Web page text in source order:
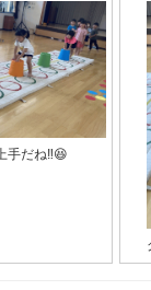
手だね‼️😆